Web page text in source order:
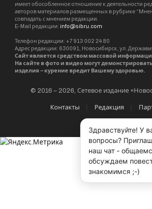
имеет обособленное отношение к деятельности
авторов материалов размещенных в рубрике
совпадать с мнением редакции.
E-Mail редакции: info@sibru.com
Телефон редакции: +7 913 002 24 80
Адрес редакции: 630091, Новосибирск, ул.
Сайт является средством массовой
На сайте в фото и видео могут
изделия – курение вредит Вашему здоровью.
© 2016 – 2026, Сетевое издание
Контакты Редакция
Здравствуйте! У
вопросы?
наш чат -
обсуждаем
знакомимся ;-)